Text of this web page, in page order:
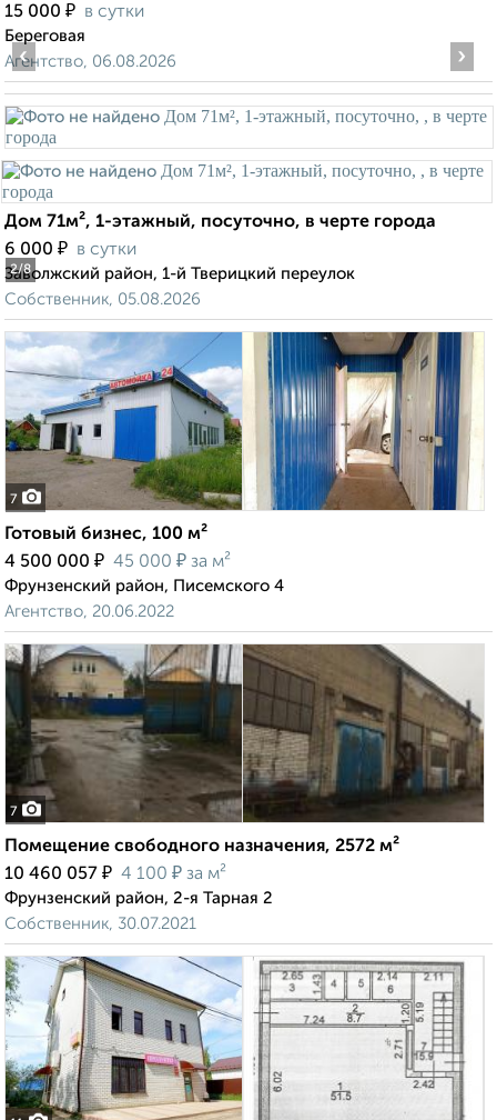
15 000 ₽ в сутки
Береговая
Агентство, 06.08.2026
2/8
‹ ›
Дом 71м², 1-этажный, посуточно, в черте города
6 000 ₽ в сутки
Заволжский район, 1-й Тверицкий переулок
Собственник, 05.08.2026
7
Готовый бизнес, 100 м²
4 500 000 ₽ 45 000 ₽ за м²
Фрунзенский район, Писемского 4
Агентство, 20.06.2022
7
Помещение свободного назначения, 2572 м²
10 460 057 ₽ 4 100 ₽ за м²
Фрунзенский район, 2-я Тарная 2
Собственник, 30.07.2021